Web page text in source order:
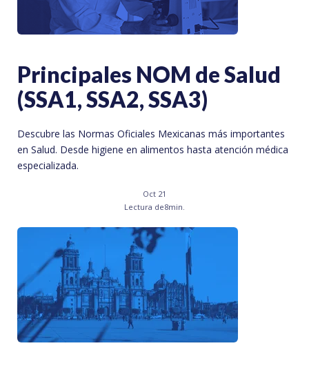
Principales NOM de Salud
(SSA1, SSA2, SSA3)
Descubre las Normas Oficiales Mexicanas más importantes
en Salud. Desde higiene en alimentos hasta atención médica
especializada.
Oct 21
Lectura de8min.